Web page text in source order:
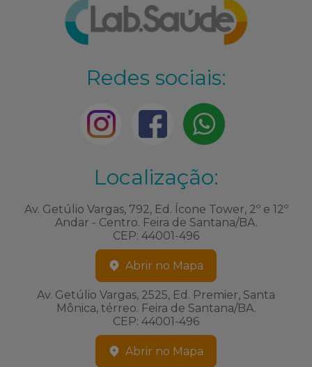
Redes sociais:
Localização:
Av. Getúlio Vargas, 792, Ed. Ícone Tower, 2º e 12º
Andar - Centro. Feira de Santana/BA.
CEP: 44001-496
Abrir no Mapa
Av. Getúlio Vargas, 2525, Ed. Premier, Santa
Mônica, térreo. Feira de Santana/BA.
CEP: 44001-496
Abrir no Mapa